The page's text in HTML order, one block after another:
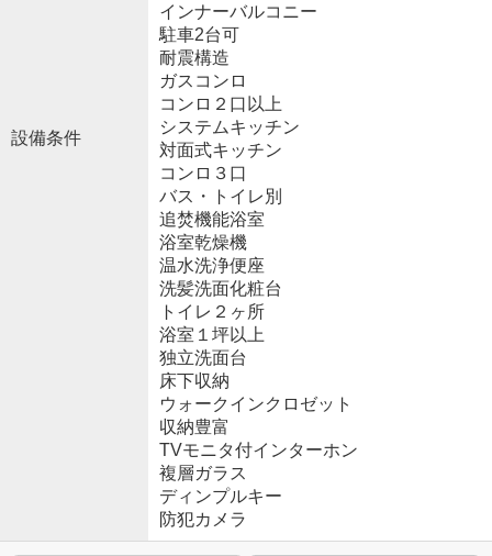
設備条件
インナーバルコニー
駐車2台可
耐震構造
ガスコンロ
コンロ２口以上
システムキッチン
対面式キッチン
コンロ３口
バス・トイレ別
追焚機能浴室
浴室乾燥機
温水洗浄便座
洗髪洗面化粧台
トイレ２ヶ所
浴室１坪以上
独立洗面台
床下収納
ウォークインクロゼット
収納豊富
TVモニタ付インターホン
複層ガラス
ディンプルキー
防犯カメラ